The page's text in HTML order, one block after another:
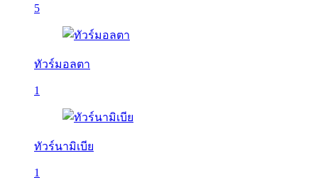
5
ทัวร์มอลตา
1
ทัวร์นามิเบีย
1